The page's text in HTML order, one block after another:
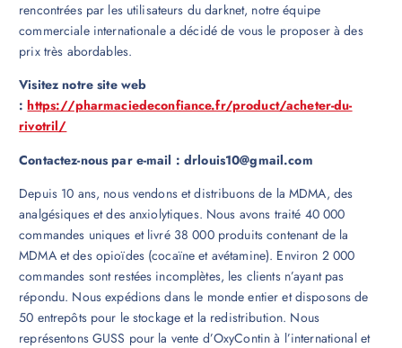
rencontrées par les utilisateurs du darknet, notre équipe
commerciale internationale a décidé de vous le proposer à des
prix très abordables.
Visitez notre site web
:https://pharmaciedeconfiance.fr/product/acheter-du-
rivotril/
Contactez-nous par e-mail : drlouis10@gmail.com
Depuis 10 ans, nous vendons et distribuons de la MDMA, des
analgésiques et des anxiolytiques. Nous avons traité 40 000
commandes uniques et livré 38 000 produits contenant de la
MDMA et des opioïdes (cocaïne et avétamine). Environ 2 000
commandes sont restées incomplètes, les clients n’ayant pas
répondu. Nous expédions dans le monde entier et disposons de
50 entrepôts pour le stockage et la redistribution. Nous
représentons GUSS pour la vente d’OxyContin à l’international et